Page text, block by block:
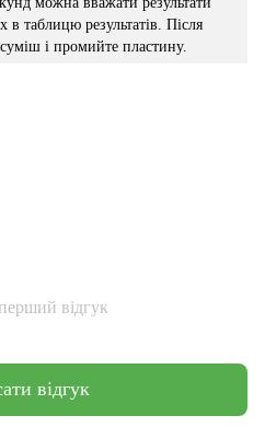
в таблицю результатів. Після
і промийте пластину.
відгук
відгук